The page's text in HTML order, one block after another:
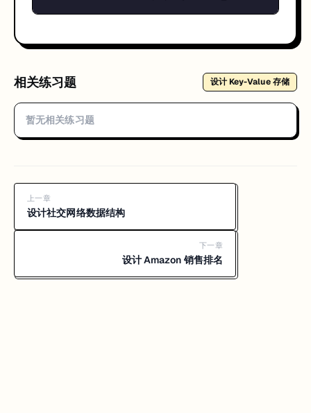
相关练习题 设计 Key-Value 存储
暂无相关练习题
上一章
设计社交网络数据结构
下一章
设计 Amazon 销售排名